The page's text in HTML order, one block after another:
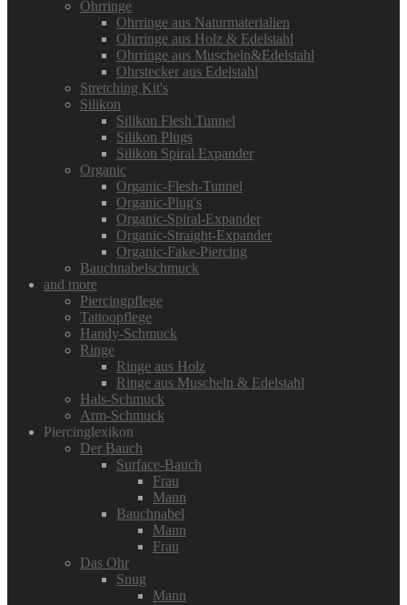
Ohrringe
Ohrringe aus Naturmaterialien
Ohrringe aus Holz & Edelstahl
Ohrringe aus Muscheln&Edelstahl
Ohrstecker aus Edelstahl
Stretching Kit's
Silikon
Silikon Flesh Tunnel
Silikon Plugs
Silikon Spiral Expander
Organic
Organic-Flesh-Tunnel
Organic-Plug's
Organic-Spiral-Expander
Organic-Straight-Expander
Organic-Fake-Piercing
Bauchnabelschmuck
and more
Piercingpflege
Tattoopflege
Handy-Schmuck
Ringe
Ringe aus Holz
Ringe aus Muscheln & Edelstahl
Hals-Schmuck
Arm-Schmuck
Piercinglexikon
Der Bauch
Surface-Bauch
Frau
Mann
Bauchnabel
Mann
Frau
Das Ohr
Snug
Mann